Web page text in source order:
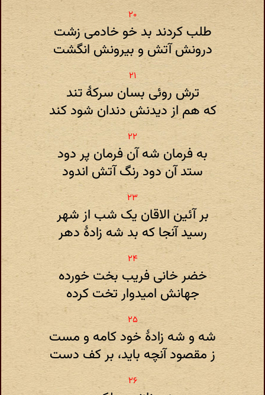
طلب کردند بد خو خادمی زشت
درونش آتش و بیرونش انگشت
ترش روئی بسان سرکهٔ تند
که هم از دیدنش دندان شود کند
به فرمان شه آن فرمان پر دود
ستد آن دود رنگ آتش اندود
بر آئین الاقان یک شب از شهر
رسید آنجا که بد شه زادهٔ دهر
خضر خانی فریب بخت خورده
جهانش امیدوار تخت کرده
شه و شه زادهٔ خود کامه و مست
ز مقصود آنچه باید، بر کف دست